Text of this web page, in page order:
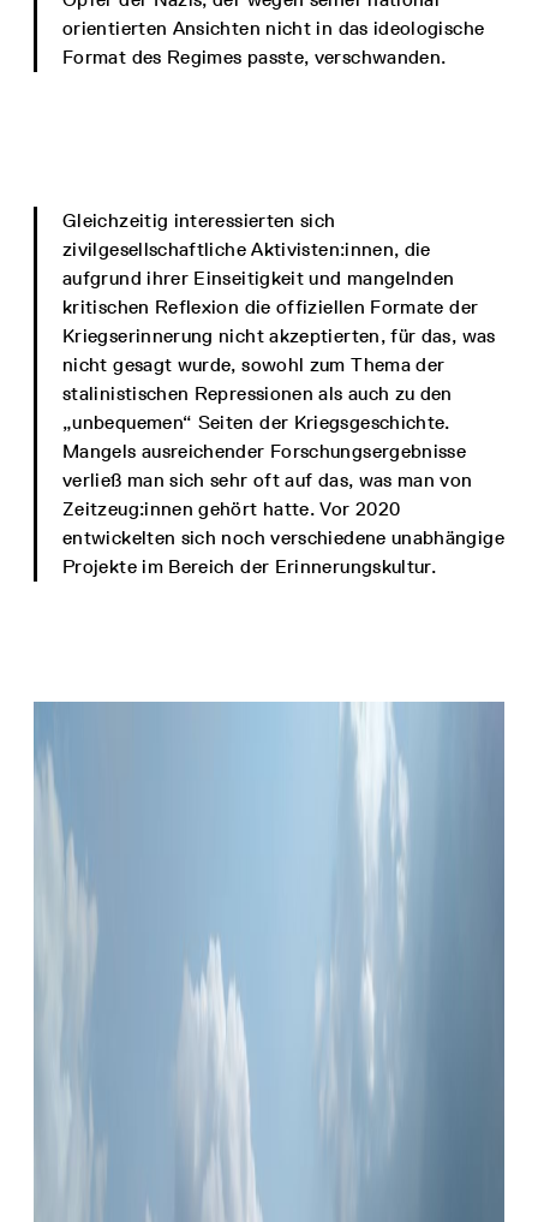
orientierten Ansichten nicht in das ideologische
Format des Regimes passte, verschwanden.
Gleichzeitig interessierten sich
zivilgesellschaftliche Aktivisten:innen, die
aufgrund ihrer Einseitigkeit und mangelnden
kritischen Reflexion die offiziellen Formate der
Kriegserinnerung nicht akzeptierten, für das, was
nicht gesagt wurde, sowohl zum Thema der
stalinistischen Repressionen als auch zu den
„unbequemen“ Seiten der Kriegsgeschichte.
Mangels ausreichender Forschungsergebnisse
verließ man sich sehr oft auf das, was man von
Zeitzeug:innen gehört hatte. Vor 2020
entwickelten sich noch verschiedene unabhängige
Projekte im Bereich der Erinnerungskultur.